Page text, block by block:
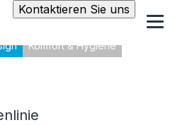
Kontaktieren Sie uns
Komfort & Hygiene